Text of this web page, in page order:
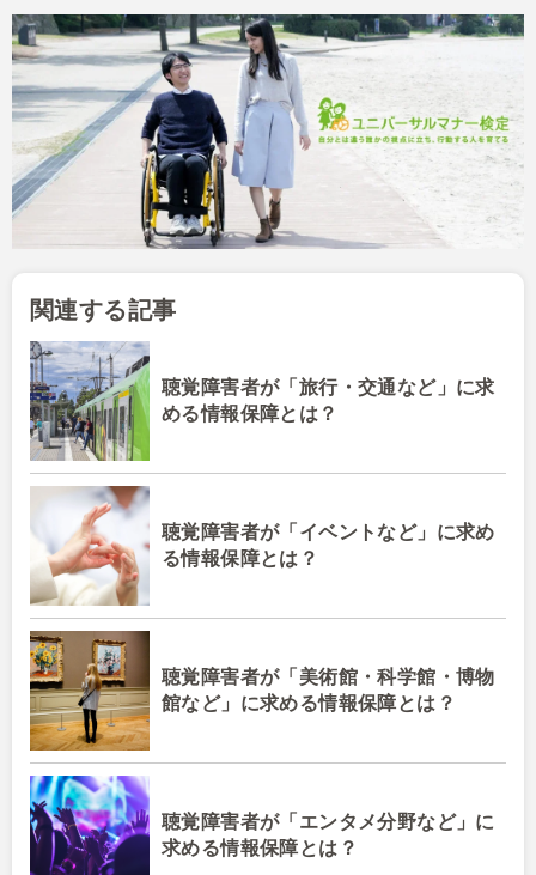
関連する記事
聴覚障害者が「旅行・交通など」に求
める情報保障とは？
聴覚障害者が「イベントなど」に求め
る情報保障とは？
聴覚障害者が「美術館・科学館・博物
館など」に求める情報保障とは？
聴覚障害者が「エンタメ分野など」に
求める情報保障とは？